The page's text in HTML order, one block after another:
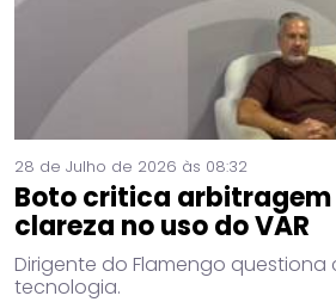
28 de Julho de 2026 às 08:32
Boto critica arbitragem
clareza no uso do VAR
Dirigente do Flamengo questiona
tecnologia.